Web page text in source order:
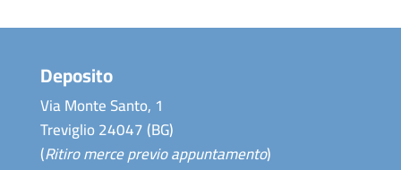
Deposito
Via Monte Santo, 1
Treviglio 24047 (BG)
(Ritiro merce previo appuntamento)